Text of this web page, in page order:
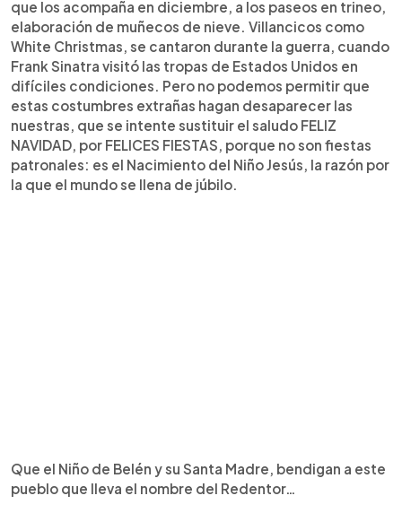
que los acompaña en diciembre, a los paseos en trineo,
elaboración de muñecos de nieve. Villancicos como
White Christmas, se cantaron durante la guerra, cuando
Frank Sinatra visitó las tropas de Estados Unidos en
difíciles condiciones. Pero no podemos permitir que
estas costumbres extrañas hagan desaparecer las
nuestras, que se intente sustituir el saludo FELIZ
NAVIDAD, por FELICES FIESTAS, porque no son fiestas
patronales: es el Nacimiento del Niño Jesús, la razón por
la que el mundo se llena de júbilo.
Que el Niño de Belén y su Santa Madre, bendigan a este
pueblo que lleva el nombre del Redentor…